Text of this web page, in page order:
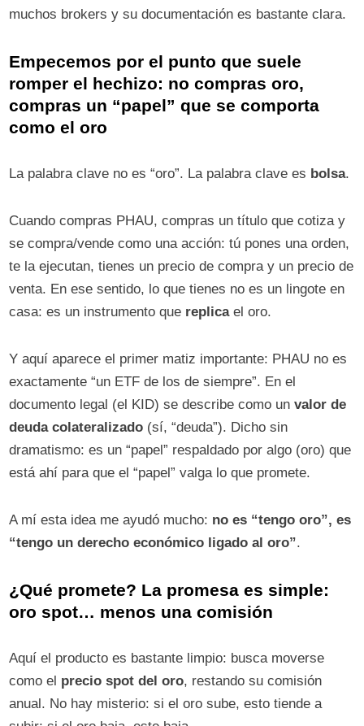
muchos brokers y su documentación es bastante clara.
Empecemos por el punto que suele
romper el hechizo: no compras oro,
compras un “papel” que se comporta
como el oro
La palabra clave no es “oro”. La palabra clave es bolsa.
Cuando compras PHAU, compras un título que cotiza y
se compra/vende como una acción: tú pones una orden,
te la ejecutan, tienes un precio de compra y un precio de
venta. En ese sentido, lo que tienes no es un lingote en
casa: es un instrumento que replicael oro.
Y aquí aparece el primer matiz importante: PHAU no es
exactamente “un ETF de los de siempre”. En el
documento legal (el KID) se describe como unvalor de
deuda colateralizado (sí, “deuda”). Dicho sin
dramatismo: es un “papel” respaldado por algo (oro) que
está ahí para que el “papel” valga lo que promete.
A mí esta idea me ayudó mucho: no es “tengo oro”, es
“tengo un derecho económico ligado al oro”.
¿Qué promete? La promesa es simple:
oro spot… menos una comisión
Aquí el producto es bastante limpio: busca moverse
como el precio spot del oro, restando su comisión
anual. No hay misterio: si el oro sube, esto tiende a